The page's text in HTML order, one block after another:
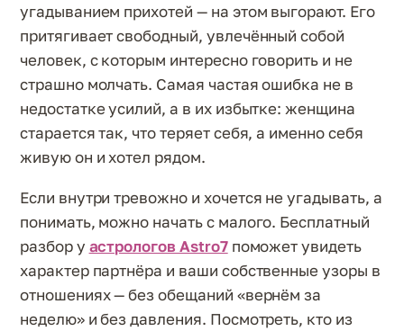
угадыванием прихотей — на этом выгорают. Его
притягивает свободный, увлечённый собой
человек, с которым интересно говорить и не
страшно молчать. Самая частая ошибка не в
недостатке усилий, а в их избытке: женщина
старается так, что теряет себя, а именно себя
живую он и хотел рядом.
Если внутри тревожно и хочется не угадывать, а
понимать, можно начать с малого. Бесплатный
разбор у астрологов Astro7поможет увидеть
характер партнёра и ваши собственные узоры в
отношениях — без обещаний «вернём за
неделю» и без давления. Посмотреть, кто из